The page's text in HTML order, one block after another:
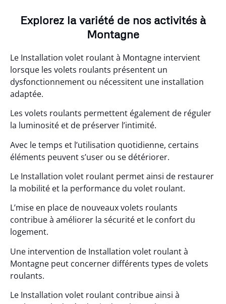
Explorez la variété de nos activités à
Montagne
Le Installation volet roulant à Montagne intervient
lorsque les volets roulants présentent un
dysfonctionnement ou nécessitent une installation
adaptée.
Les volets roulants permettent également de réguler
la luminosité et de préserver l’intimité.
Avec le temps et l’utilisation quotidienne, certains
éléments peuvent s’user ou se détériorer.
Le Installation volet roulant permet ainsi de restaurer
la mobilité et la performance du volet roulant.
L’mise en place de nouveaux volets roulants
contribue à améliorer la sécurité et le confort du
logement.
Une intervention de Installation volet roulant à
Montagne peut concerner différents types de volets
roulants.
Le Installation volet roulant contribue ainsi à